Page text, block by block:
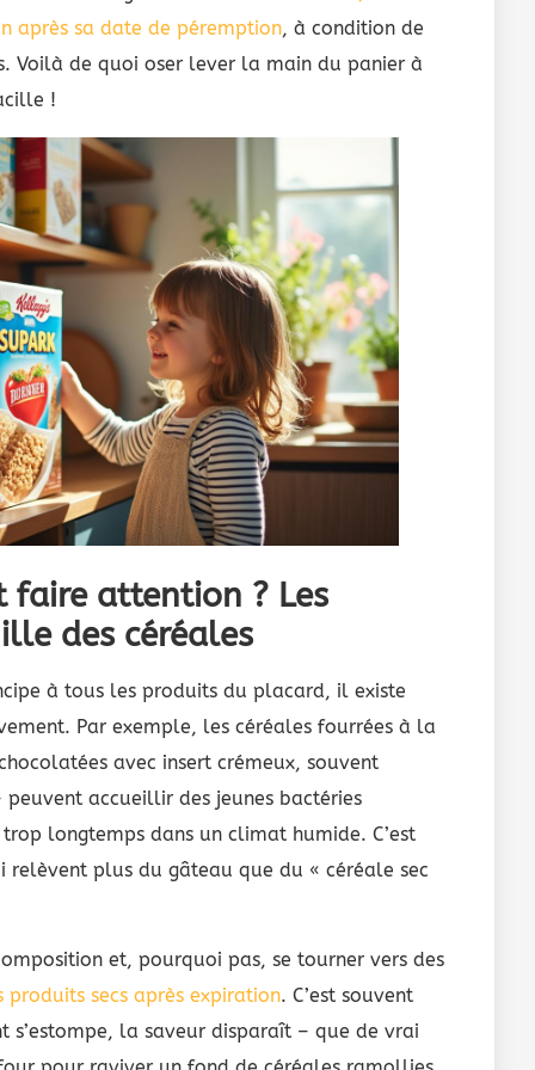
après sa date de péremption, à condition de
Voilà de quoi oser lever la main du panier à
!
attention ? Les
des céréales
à tous les produits du placard, il existe
Par exemple, les céréales fourrées à la
avec insert crémeux, souvent
accueillir des jeunes bactéries
longtemps dans un climat humide. C’est
relèvent plus du gâteau que du « céréale sec
et, pourquoi pas, se tourner vers des
secs après expiration. C’est souvent
la saveur disparaît – que de vrai